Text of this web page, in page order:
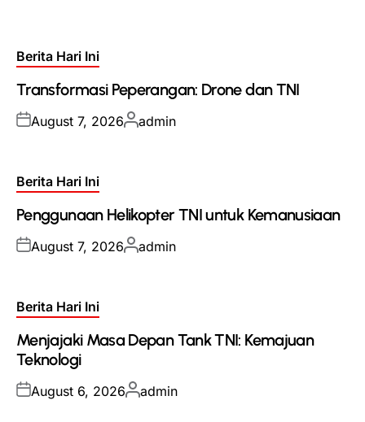
Posted
Berita Hari Ini
Transformasi Peperangan: Drone dan TNI
Posted
August 7, 2026Posted
admin
Posted
Berita Hari Ini
Penggunaan Helikopter TNI untuk Kemanusiaan
Posted
August 7, 2026Posted
admin
Posted
Berita Hari Ini
Menjajaki Masa Depan Tank TNI: Kemajuan
Teknologi
Posted
August 6, 2026Posted
admin